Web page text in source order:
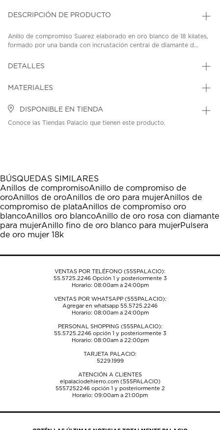
DESCRIPCIÓN DE PRODUCTO
Anillo de compromiso Suarez elaborado en oro blanco de 18 kilates,
formado por una banda con incrustación central de diamante d...
DETALLES
MATERIALES
DISPONIBLE EN TIENDA
Conoce las Tiendas Palacio que tienen este producto.
BÚSQUEDAS SIMILARES
Anillos de compromisoAnillo de compromiso de
oroAnillos de oroAnillos de oro para mujerAnillos de
compromiso de plataAnillos de compromiso oro
blancoAnillos oro blancoAnillo de oro rosa con diamante
para mujerAnillo fino de oro blanco para mujerPulsera
de oro mujer 18k
VENTAS POR TELÉFONO (555PALACIO):
55.5725.2246Opción 1 y posteriormente 3
Horario: 08:00am a 24:00pm
VENTAS POR WHATSAPP (555PALACIO):
Agregar en whatsapp 55.5725.2246
Horario: 08:00am a 24:00pm
PERSONAL SHOPPING (555PALACIO):
55.5725.2246opción 1 y posteriormente 3
Horario: 08:00am a 22:00pm
TARJETA PALACIO:
5229.1999
ATENCIÓN A CLIENTES
elpalaciodehierro.com (555PALACIO)
5557252246opción 1 y posteriormente 2
Horario: 09:00am a 21:00pm